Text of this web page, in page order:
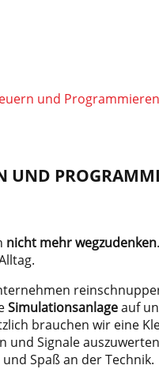
und Programmieren
UND
nicht mehr wegzudenken
Simulationsanlageauf
brauchen wir eine
Signale
Spaß an der Technik.